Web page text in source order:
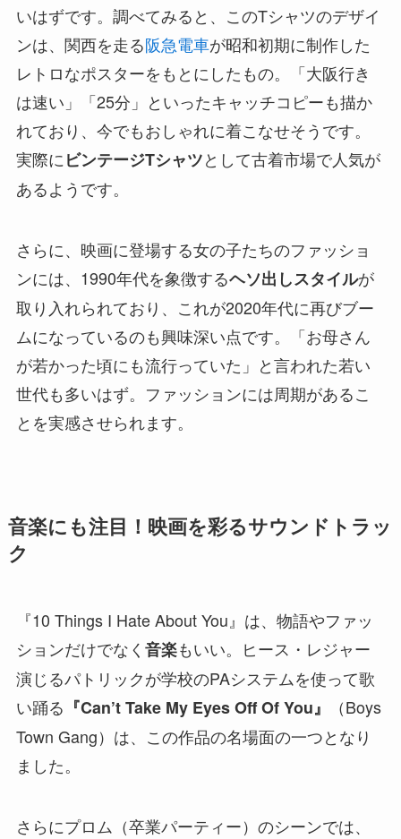
いはずです。調べてみると、このTシャツのデザイ
ンは、関西を走る阪急電車が昭和初期に制作した
レトロなポスターをもとにしたもの。「大阪行き
は速い」「25分」といったキャッチコピーも描か
れており、今でもおしゃれに着こなせそうです。
実際にビンテージTシャツとして古着市場で人気が
あるようです。
さらに、映画に登場する女の子たちのファッショ
ンには、1990年代を象徴するヘソ出しスタイルが
取り入れられており、これが2020年代に再びブー
ムになっているのも興味深い点です。「お母さん
が若かった頃にも流行っていた」と言われた若い
世代も多いはず。ファッションには周期があるこ
とを実感させられます。
音楽にも注目！映画を彩るサウンドトラッ
ク
『10 Things I Hate About You』は、物語やファッ
ションだけでなく 音楽もいい。ヒース・レジャー
演じるパトリックが学校のPAシステムを使って歌
い踊る 『Can’t Take My Eyes Off Of You』
（Boys
Town Gang）は、この作品の名場面の一つとなり
ました。
さらにプロム（卒業パーティー）のシーンでは、